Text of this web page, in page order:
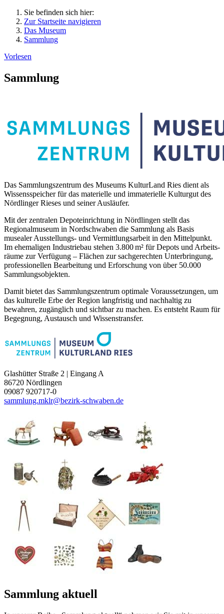
Sie befinden sich hier:
Zur Startseite navigieren
Das Museum
Sammlung
Vorlesen
Sammlung
Das Sammlungszentrum des Museums KulturLand Ries dient als
Wissens­speicher für das materielle und immaterielle Kulturgut des
Nördlinger Rieses und seiner Ausläufer.
Mit der zentralen Depoteinrichtung in Nördlingen stellt das
Regional­museum in Nordschwaben die Sammlung als Basis
musealer Ausstellungs- und Vermittlungsarbeit in den Mittelpunkt.
Im ehemaligen Industriebau stehen 3.800 m² für Depots und Arbeits­
räume zur Verfügung – Flächen zur sach­gerechten Unterbringung,
professionellen Bearbeitung und Erforschung von über 50.000
Sammlungsobjekten.
Damit bietet das Sammlungs­zentrum optimale Voraussetzungen, um
das ­kulturelle Erbe der Region langfristig und nachhaltig zu
bewahren, ­zugänglich und sichtbar zu machen. Es entsteht Raum für
Begegnung, ­Austausch und Wissenstransfer.
Glashütter Straße 2 | Eingang A
86720 Nördlingen
09087 920717-0
sammlung.mklr@bezirk-schwaben.de
Sammlung aktuell